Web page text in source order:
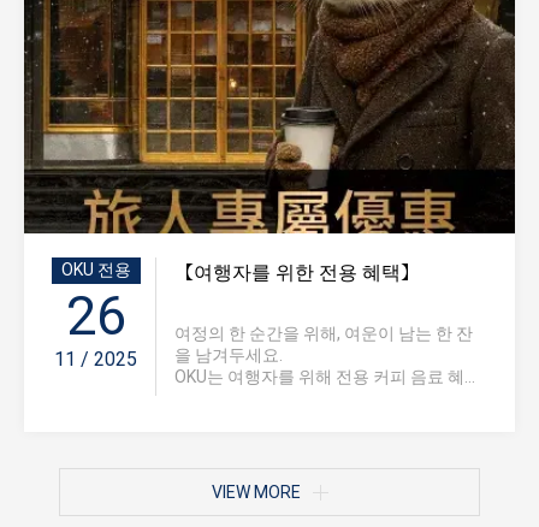
OKU 전용
26
11 / 2025
【여행자를 위한 전용 혜택】
여정의 한 순간을 위해, 여운이 남는 한 잔
을 남겨두세요.
OKU는 여행자를 위해 전용 커피 음료 혜...
VIEW MORE